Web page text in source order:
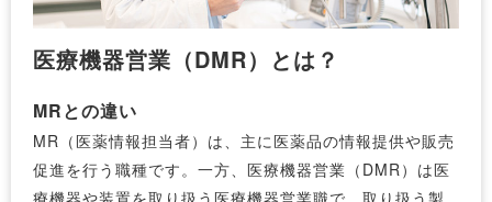
医療機器営業（DMR）とは？
MRとの違い
MR（医薬情報担当者）は、主に医薬品の情報提供や販売
促進を行う職種です。一方、医療機器営業（DMR）は医